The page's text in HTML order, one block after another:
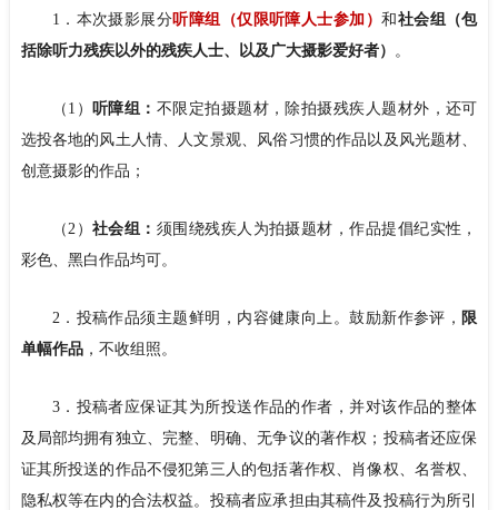
1．本次摄影展分听障组（仅限听障人士参加）和社会组（包
括除听力残疾以外的残疾人士、以及广大摄影爱好者）
。
（1） 听障组： 不限定拍摄题材，除拍摄残疾人题材外，还可
选投各地的风土人情、人文景观、风俗习惯的作品以及风光题材、
创意摄影的作品；
（2） 社会组： 须围绕残疾人为拍摄题材，作品提倡纪实性，
彩色、黑白作品均可。
2．投稿作品须主题鲜明，内容健康向上。鼓励新作参评， 限
单幅作品，不收组照。
3．投稿者应保证其为所投送作品的作者，并对该作品的整体
及局部均拥有独立、完整、明确、无争议的著作权；投稿者还应保
证其所投送的作品不侵犯第三人的包括著作权、肖像权、名誉权、
隐私权等在内的合法权益。投稿者应承担由其稿件及投稿行为所引